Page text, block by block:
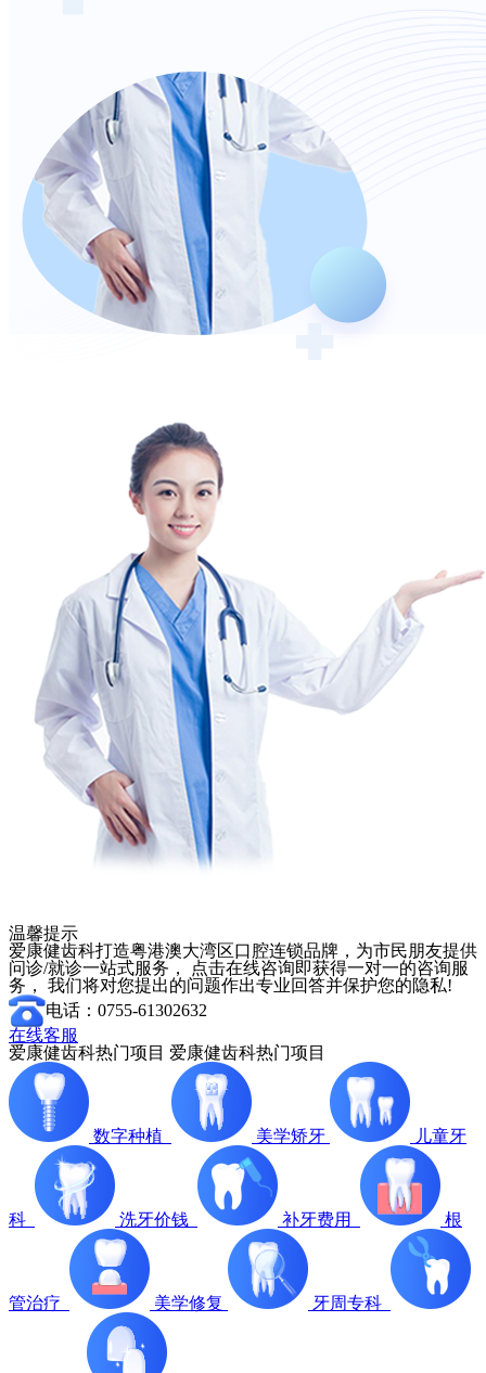
温馨提示
爱康健齿科打造粤港澳大湾区口腔连锁品牌，为市民朋友提供
问诊/就诊一站式服务， 点击在线咨询即获得一对一的咨询服
务， 我们将对您提出的问题作出专业回答并保护您的隐私!
电话：0755-61302632
在线客服
爱康健齿科热门项目 爱康健齿科热门项目
数字种植 美学矫牙 儿童牙
科 洗牙价钱 补牙费用 根
管治疗 美学修复 牙周专科